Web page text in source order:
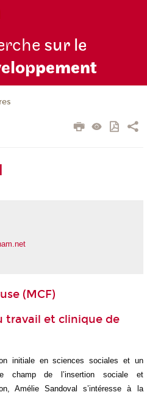
sur le
pement
(MCF)
travail et clinique de
initiale en sciences sociales et un
champ de l’insertion sociale et
Amélie Sandoval s’intéresse à la